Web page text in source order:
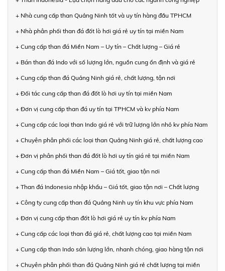
+ Nhà cung cấp than Quảng Ninh tốt và uy tín hàng đầu TPHCM
+ Nhà phân phối than đá đốt lò hơi giá rẻ uy tín tại miền Nam
+ Cung cấp than đá Miền Nam – Uy tín – Chất lượng – Giá rẻ
+ Bán than đá Indo với số lượng lớn, nguồn cung ổn định và giá rẻ
+ Cung cấp than đá Quảng Ninh giá rẻ, chất lượng, tận nơi
+ Đối tác cung cấp than đá đốt lò hơi uy tín tại miền Nam
+ Đơn vị cung cấp than đá uy tín tại TPHCM và kv phía Nam
+ Cung cấp các loại than Indo giá rẻ với trữ lượng lớn nhỏ kv phía Nam
+ Chuyên phân phối các loại than Quảng Ninh giá rẻ, chất lượng cao
+ Đơn vị phân phối than đá đốt lò hơi uy tín giá rẻ tại miền Nam
+ Cung cấp than đá Miền Nam – Giá tốt, giao tận nơi
+ Than đá Indonesia nhập khẩu – Giá tốt, giao tận nơi – Chất lượng
+ Công ty cung cấp than đá Quảng Ninh uy tín khu vực phía Nam
+ Đơn vị cung cấp than đốt lò hơi giá rẻ uy tín kv phía Nam
+ Cung cấp các loại than đá giá rẻ, chất lượng cao tại miền Nam
+ Cung cấp than Indo sản lượng lớn, nhanh chóng, giao hàng tận nơi
+ Chuyên phân phối than đá Quảng Ninh giá rẻ chất lượng tại miền